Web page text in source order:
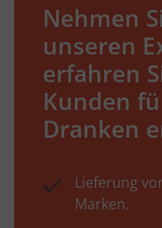
Nehmen
unseren
erfahren
Kunden
Dranken
Lieferung
Marken.